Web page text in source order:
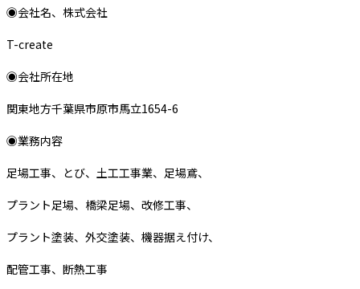
◉会社名、株式会社
T-create
◉会社所在地
関東地方千葉県市原市馬立1654-6
◉業務内容
足場工事、とび、土工工事業、足場鳶、
プラント足場、橋梁足場、改修工事、
プラント塗装、外交塗装、機器据え付け、
配管工事、断熱工事